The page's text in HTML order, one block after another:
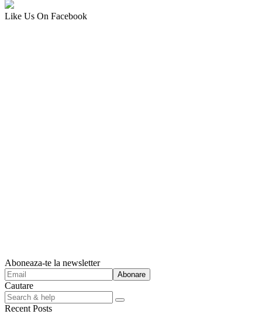
Like Us On Facebook
Aboneaza-te la newsletter
Cautare
Search
for:
Recent Posts